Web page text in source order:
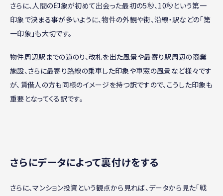
さらに、人間の印象が初めて出会った最初の5秒、10秒という第一
印象で決まる事が多いように、物件の外観や街、沿線・駅などの「第
一印象」も大切です。
物件周辺駅までの道のり、改札を出た風景や最寄り駅周辺の商業
施設、さらに最寄り路線の乗車した印象や車窓の風景など様々です
が、賃借人の方も同様のイメージを持つ訳ですので、こうした印象も
重要となってくる訳です。
さらにデータによって裏付けをする
さらに、マンション投資という観点から見れば、データから見た「戦